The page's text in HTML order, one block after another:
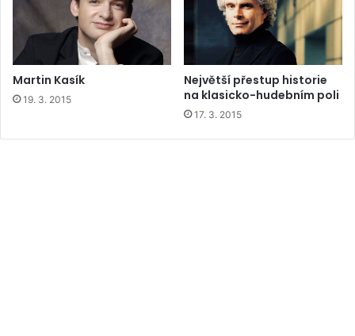
Martin Kasík
19. 3. 2015
Největší přestup historie
na klasicko-hudebním poli
17. 3. 2015